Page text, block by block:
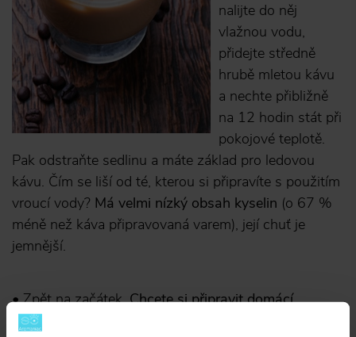
nalijte do něj
vlažnou vodu,
přidejte středně
hrubě mletou kávu
a nechte přibližně
na 12 hodin stát při
pokojové teplotě.
Pak odstraňte sedlinu a máte základ pro ledovou
kávu. Čím se liší od té, kterou si připravíte s použitím
vroucí vody? Má velmi nízký obsah kyselin (o 67 %
méně než káva připravovaná varem), její chuť je
jemnější.
• Zpět na začátek.Chcete si připravit domácí
ledovou kávu?